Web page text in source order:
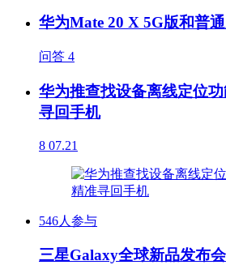
华为Mate 20 X 5G版和普
问答 4
华为推查找设备离线定位
寻回手机
8 07.21
546人参与
三星Galaxy全球新品发布会